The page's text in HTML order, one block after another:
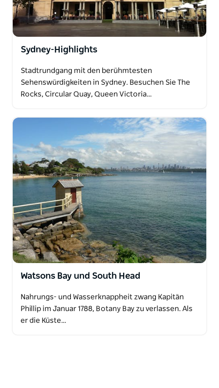
Sydney-Highlights
Stadtrundgang mit den berühmtesten
Sehenswürdigkeiten in Sydney. Besuchen Sie The
Rocks, Circular Quay, Queen Victoria…
Watsons Bay und South Head
Nahrungs- und Wasserknappheit zwang Kapitän
Phillip im Januar 1788, Botany Bay zu verlassen. Als
er die Küste…